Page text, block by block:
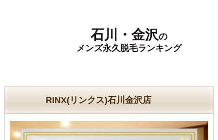
石川・金沢の
メンズ永久脱毛ランキング
RINX(リンクス)石川金沢店